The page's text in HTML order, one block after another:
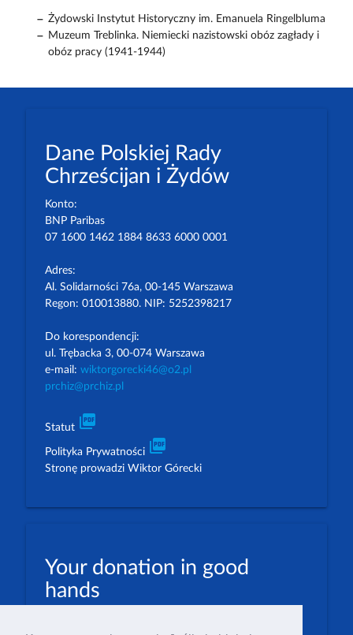
Żydowski Instytut Historyczny im. Emanuela Ringelbluma
Muzeum Treblinka. Niemiecki nazistowski obóz zagłady i
obóz pracy (1941-1944)
Dane Polskiej Rady
Chrześcijan i Żydów
Konto:
BNP Paribas
07 1600 1462 1884 8633 6000 0001
Adres:
Al. Solidarności 76a, 00-145 Warszawa
Regon: 010013880. NIP: 5252398217
Do korespondencji:
ul. Trębacka 3, 00-074 Warszawa
e-mail: wiktorgorecki46@o2.pl
prchiz@prchiz.pl
Statut picture_as_pdf
Polityka Prywatności picture_as_pdf
Stronę prowadzi Wiktor Górecki
Your donation in good
hands